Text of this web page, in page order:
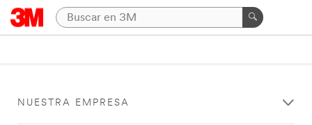
NUESTRA EMPRESA